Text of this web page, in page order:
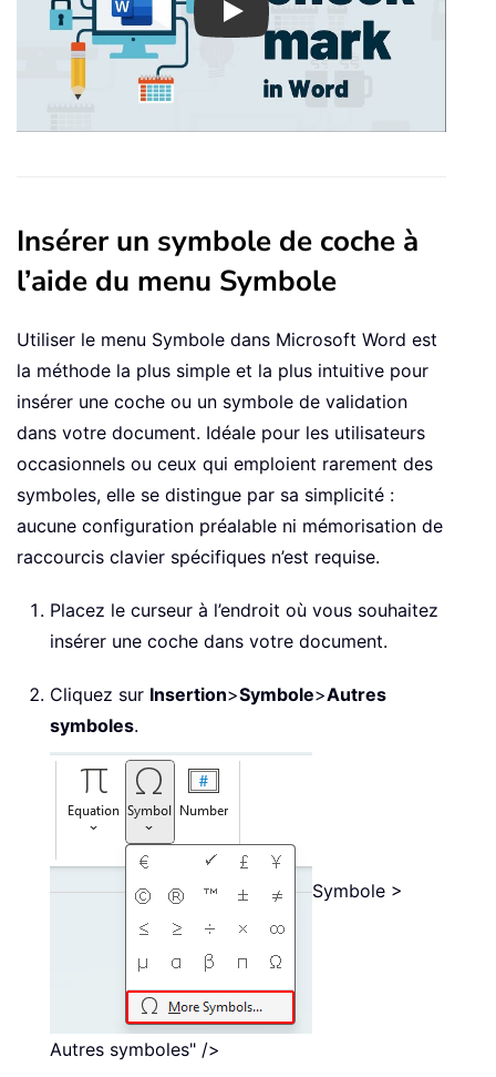
Play
Insérer un symbole de coche à
l’aide du menu Symbole
Utiliser le menu Symbole dans Microsoft Word est
la méthode la plus simple et la plus intuitive pour
insérer une coche ou un symbole de validation
dans votre document. Idéale pour les utilisateurs
occasionnels ou ceux qui emploient rarement des
symboles, elle se distingue par sa simplicité :
aucune configuration préalable ni mémorisation de
raccourcis clavier spécifiques n’est requise.
Placez le curseur à l’endroit où vous souhaitez
insérer une coche dans votre document.
Cliquez sur Insertion>Symbole>Autres
symboles.
Symbole >
Autres symboles" />